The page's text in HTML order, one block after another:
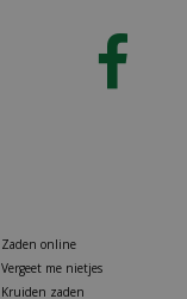
Zaden online
Vergeet me nietjes
Kruiden zaden